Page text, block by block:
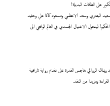
سعيد البصري وسعد الاعظمي ومسعود كاكا علي وحفيد
ليتحول الاغتيال الجسدي في العالم الواقعي الى
ويملك الروائي هاجس القدرة على تقديم رواية تاريخية
ومزيدا من النقد.